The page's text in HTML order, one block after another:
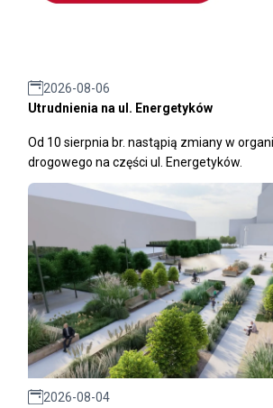
2026-08-06
Utrudnienia na ul. Energetyków
Od 10 sierpnia br. nastąpią zmiany w
drogowego na części ul. Energetyków.
2026-08-04